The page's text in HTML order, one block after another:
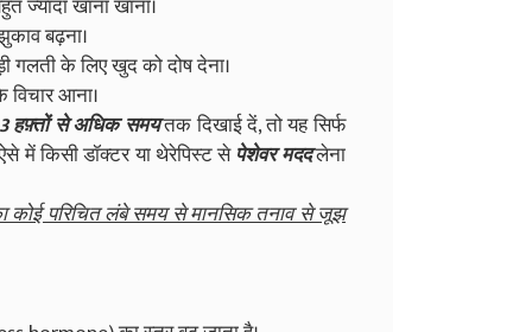
ज्यादा खाना खाना।
बढ़ना।
के लिए खुद को दोष देना।
आना।
हफ़्तों से अधिक समयतक दिखाई दें, तो यह सिर्फ
में किसी डॉक्टर या थेरेपिस्ट सेपेशेवर मददलेना
कोई परिचित लंबे समय से मानसिक तनाव से जूझ